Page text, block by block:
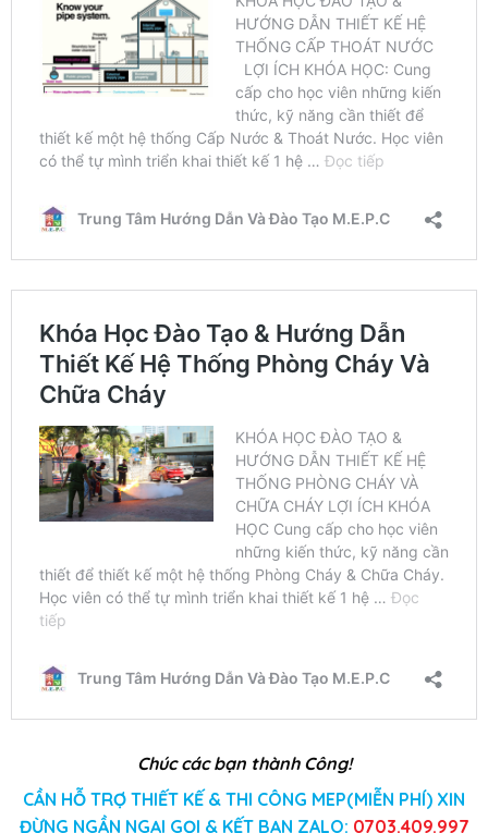
Chúc các bạn thành Công!
CẦN HỖ TRỢ THIẾT KẾ & THI CÔNG MEP(MIỄN PHÍ) XIN
ĐỪNG NGẦN NGẠI GỌI & KẾT BẠN ZALO: 0703.409.997